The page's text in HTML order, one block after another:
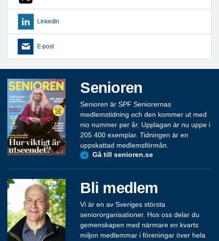
LinkedIn
E-post
Senioren
Senioren är SPF Seniorernas
medlemstidning och den kommer ut med
nio nummer per år. Upplagan är nu uppe i
205 400 exemplar. Tidningen är en
uppskattad medlemsförmån.
Gå till senioren.se
Bli medlem
Vi är en av Sveriges största
seniororganisationer. Hos oss delar du
gemenskapen med närmare en kvarts
miljon medlemmar i föreningar över hela